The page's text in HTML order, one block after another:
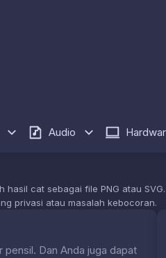
Audio
cat sebagai file PNG atau
privasi atau masalah kebocoran.
Dan Anda juga dapat